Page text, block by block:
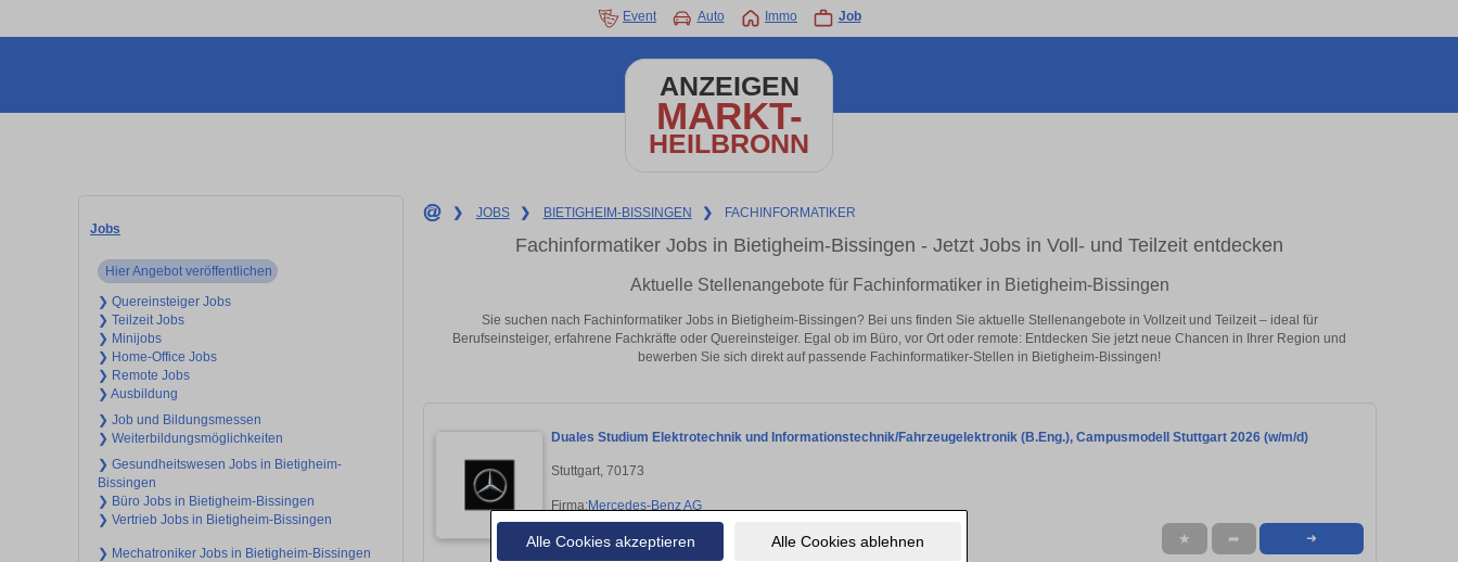
Alle Cookies akzeptieren Alle Cookies ablehnen
Event Auto Immo Job
ANZEIGEN
MARKT-
HEILBRONN
Jobs
Hier Angebot veröffentlichen
❯ Quereinsteiger Jobs
❯ Teilzeit Jobs
❯ Minijobs
❯ Home-Office Jobs
❯ Remote Jobs
❯ Ausbildung
❯ Job und Bildungsmessen
❯ Weiterbildungsmöglichkeiten
❯ Gesundheitswesen Jobs in Bietigheim-
Bissingen
❯ Büro Jobs in Bietigheim-Bissingen
❯ Vertrieb Jobs in Bietigheim-Bissingen
❯ Mechatroniker Jobs in Bietigheim-Bissingen
❯ JOBS ❯ BIETIGHEIM-BISSINGEN ❯ FACHINFORMATIKER
Fachinformatiker Jobs in Bietigheim-Bissingen - Jetzt Jobs in Voll- und Teilzeit entdecken
Aktuelle Stellenangebote für Fachinformatiker in Bietigheim-Bissingen
Sie suchen nach Fachinformatiker Jobs in Bietigheim-Bissingen? Bei uns finden Sie aktuelle Stellenangebote in Vollzeit und Teilzeit – ideal für
Berufseinsteiger, erfahrene Fachkräfte oder Quereinsteiger. Egal ob im Büro, vor Ort oder remote: Entdecken Sie jetzt neue Chancen in Ihrer Region und
bewerben Sie sich direkt auf passende Fachinformatiker-Stellen in Bietigheim-Bissingen!
Duales Studium Elektrotechnik und Informationstechnik/Fahrzeugelektronik (B.Eng.), Campusmodell Stuttgart 2026 (w/m/d)
Stuttgart, 70173
Firma:Mercedes-Benz AG
★ ➦ ➜